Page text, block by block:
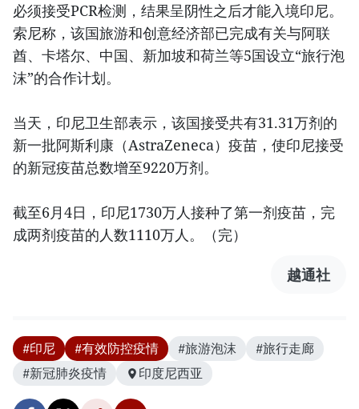
必须接受PCR检测，结果呈阴性之后才能入境印尼。
索尼称，该国旅游和创意经济部已完成有关与阿联
酋、卡塔尔、中国、新加坡和荷兰等5国设立“旅行泡
沫”的合作计划。
当天，印尼卫生部表示，该国接受共有31.31万剂的
新一批阿斯利康（AstraZeneca）疫苗，使印尼接受
的新冠疫苗总数增至9220万剂。
截至6月4日，印尼1730万人接种了第一剂疫苗，完
成两剂疫苗的人数1110万人。（完）
越通社
#印尼 #有效防控疫情 #旅游泡沫
#旅行走廊
#新冠肺炎疫情
印度尼西亚